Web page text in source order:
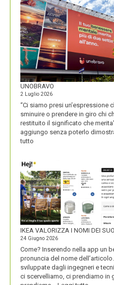
UNOBRAVO
2 Luglio 2026
“Ci siamo presi un’espressione
sminuire o prendere in giro chi
restituito il significato che
aggiungo senza poterlo
tutto
IKEA VALORIZZA I NOMI DEI
24 Giugno 2026
Come? Inserendo nella app un
pronuncia del nome
sviluppate dagli ingegneri e
ci scervelliamo, ci prendiamo in